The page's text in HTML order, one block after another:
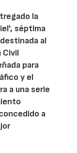
la
séptima
al
Civil
para
y el
a una serie
a